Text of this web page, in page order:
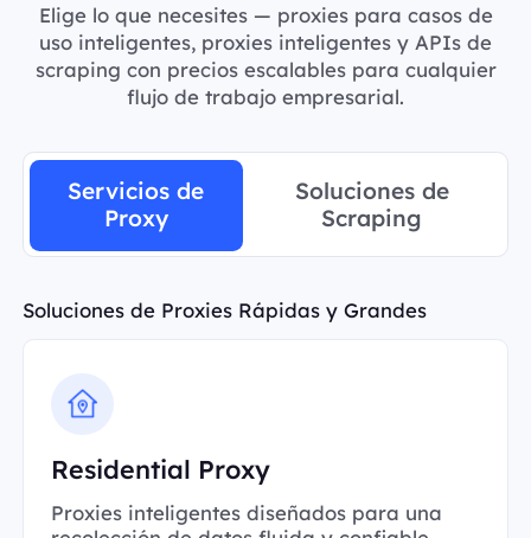
Elige lo que necesites — proxies para casos de
uso inteligentes, proxies inteligentes y APIs de
scraping con precios escalables para cualquier
flujo de trabajo empresarial.
Servicios de
Proxy
Soluciones de
Scraping
Soluciones de Proxies Rápidas y Grandes
Residential Proxy
Proxies inteligentes diseñados para una